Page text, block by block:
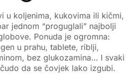
u koljenima, kukovima ili kičmi,
jednom “proguglali” najbolji
. Ponuda je ogromna:
u prahu, tablete, riblji,
bez glukozamina… I svaki
da se čovjek lako izgubi.